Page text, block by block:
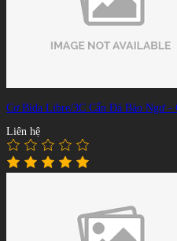
Cơ Bida Libre/3C Cẩn Đá Bào Ngư -
Liên hệ